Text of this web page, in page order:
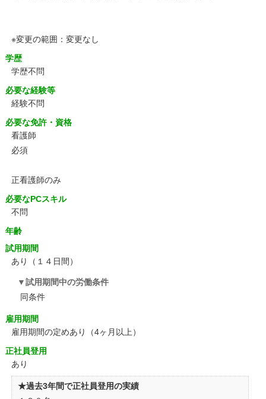
※変更の範囲：変更なし
学歴
学歴不問
必要な経験等
経験不問
必要な免許・資格
看護師
必須
正看護師のみ
必要なPCスキル
不問
年齢
試用期間
あり（１４日間）
試用期間中の労働条件
同条件
雇用期間
雇用期間の定めあり（4ヶ月以上）
正社員登用
あり
★過去3年間で正社員登用の実績